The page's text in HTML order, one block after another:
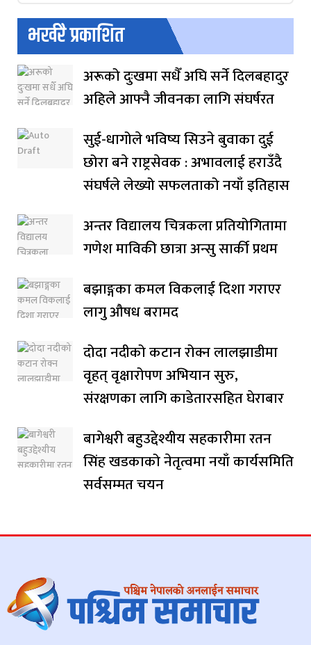
भर्खरै प्रकाशित
अरूको दुःखमा सधैँ अघि सर्ने दिलबहादुर
अहिले आफ्नै जीवनका लागि संघर्षरत
सुई-धागोले भविष्य सिउने बुवाका दुई
छोरा बने राष्ट्रसेवक : अभावलाई हराउँदै
संघर्षले लेख्यो सफलताको नयाँ इतिहास
अन्तर विद्यालय चित्रकला प्रतियोगितामा
गणेश माविकी छात्रा अन्सु सार्की प्रथम
बझाङ्गका कमल विकलाई दिशा गराएर
लागु औषध बरामद
दोदा नदीको कटान रोक्न लालझाडीमा
वृहत् वृक्षारोपण अभियान सुरु,
संरक्षणका लागि काडेतारसहित घेराबार
बागेश्वरी बहुउद्देश्यीय सहकारीमा रतन
सिंह खडकाको नेतृत्वमा नयाँ कार्यसमिति
सर्वसम्मत चयन